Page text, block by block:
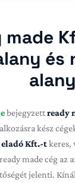
made
és
alany
bejegyzettready
kész
eladó Kft.-tkeres,
made cég az
jelenti.